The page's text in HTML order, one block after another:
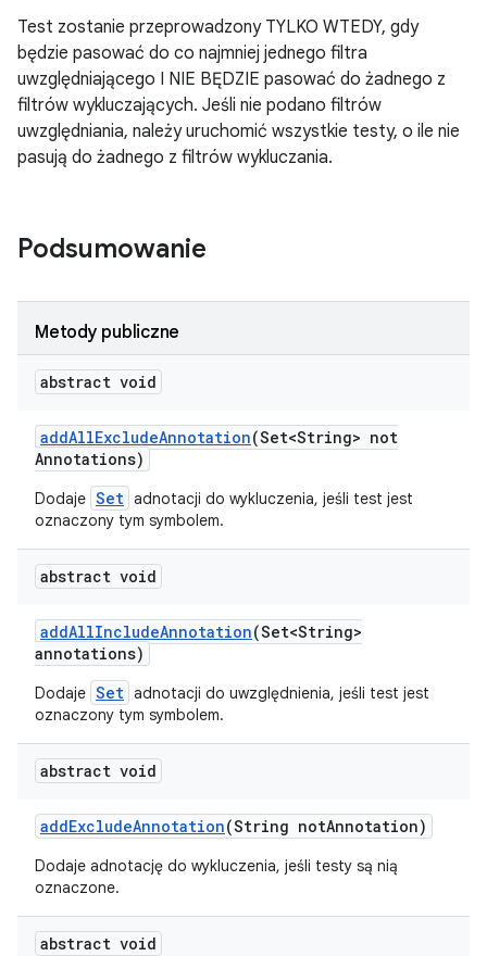
Test zostanie przeprowadzony TYLKO WTEDY, gdy
będzie pasować do co najmniej jednego filtra
uwzględniającego I NIE BĘDZIE pasować do żadnego z
filtrów wykluczających. Jeśli nie podano filtrów
uwzględniania, należy uruchomić wszystkie testy, o ile nie
pasują do żadnego z filtrów wykluczania.
Podsumowanie
Metody publiczne
abstract void
addAllExcludeAnnotation(Set<String> not
Annotations)
Dodaje Set adnotacji do wykluczenia, jeśli test jest
oznaczony tym symbolem.
abstract void
addAllIncludeAnnotation(Set<String>
annotations)
Dodaje Set adnotacji do uwzględnienia, jeśli test jest
oznaczony tym symbolem.
abstract void
addExcludeAnnotation(String notAnnotation)
Dodaje adnotację do wykluczenia, jeśli testy są nią
oznaczone.
abstract void